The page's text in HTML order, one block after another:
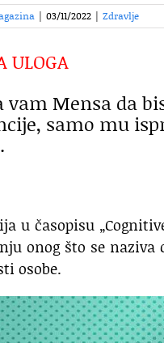
| 03/11/2022 | Zdravlje
ULOGA
vam Mensa da
samo mu
u časopisu
onog što se
osobe.